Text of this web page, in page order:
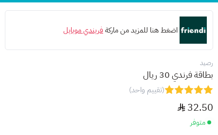
اضغط هنا للمزيد من ماركة فريندي موبايل
رصيد
بطاقة فرندي 30 ريال
(تقييم واحد)
32.50
متوفر